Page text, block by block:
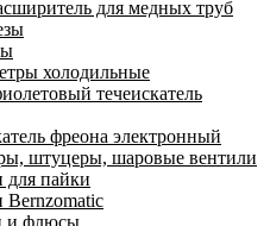
для медных труб
холодильные
течеискатель
фреона электронный
штуцеры, шаровые вентили
для пайки
Bernzomatic
и флюсы